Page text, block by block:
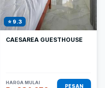
⭐ 9.3
CAESAREA GUESTHOUSE
HARGA MULAI
PESAN